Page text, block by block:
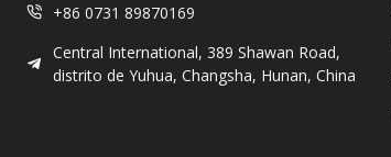
+86 0731 89870169
Central International, 389 Shawan Road,
distrito de Yuhua, Changsha, Hunan, China